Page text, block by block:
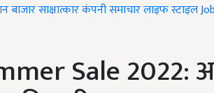
बाजारसाक्षात्कारकंपनी समाचारलाइफ स्टाइल
Sale 2022: